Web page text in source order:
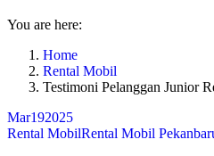
You are here:
Home
Rental Mobil
Testimoni Pelanggan Junior
Mar192025
Rental MobilRental Mobil